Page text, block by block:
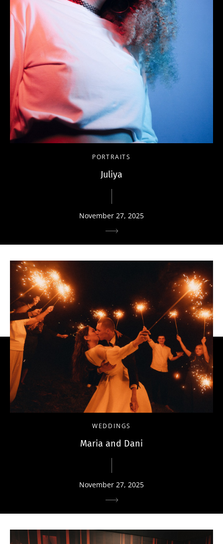
PORTRAITS
Juliya
November 27, 2025
WEDDINGS
Maria and Dani
November 27, 2025